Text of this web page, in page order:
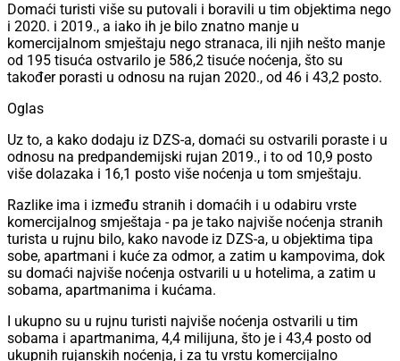
Domaći turisti više su putovali i boravili u tim objektima nego
i 2020. i 2019., a iako ih je bilo znatno manje u
komercijalnom smještaju nego stranaca, ili njih nešto manje
od 195 tisuća ostvarilo je 586,2 tisuće noćenja, što su
također porasti u odnosu na rujan 2020., od 46 i 43,2 posto.
Oglas
Uz to, a kako dodaju iz DZS-a, domaći su ostvarili poraste i u
odnosu na predpandemijski rujan 2019., i to od 10,9 posto
više dolazaka i 16,1 posto više noćenja u tom smještaju.
Razlike ima i između stranih i domaćih i u odabiru vrste
komercijalnog smještaja - pa je tako najviše noćenja stranih
turista u rujnu bilo, kako navode iz DZS-a, u objektima tipa
sobe, apartmani i kuće za odmor, a zatim u kampovima, dok
su domaći najviše noćenja ostvarili u u hotelima, a zatim u
sobama, apartmanima i kućama.
I ukupno su u rujnu turisti najviše noćenja ostvarili u tim
sobama i apartmanima, 4,4 milijuna, što je i 43,4 posto od
ukupnih rujanskih noćenja, i za tu vrstu komercijalno